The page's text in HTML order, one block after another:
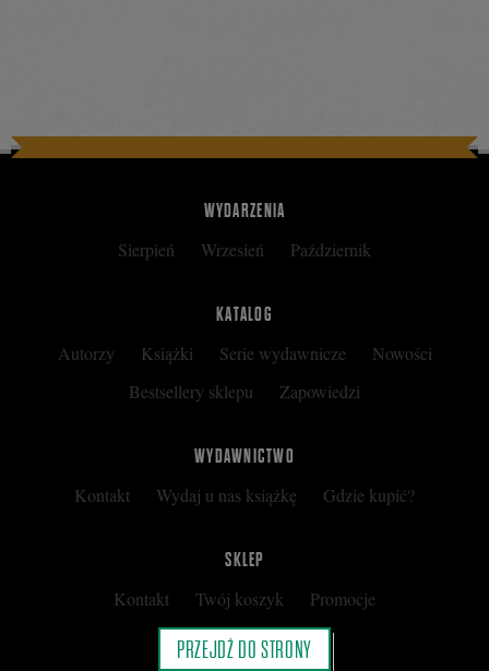
WYDARZENIA
Sierpień Wrzesień Październik
KATALOG
Autorzy Książki Serie wydawnicze
Nowości
Bestsellery sklepu
Zapowiedzi
WYDAWNICTWO
Kontakt Wydaj u nas książkę Gdzie kupić?
SKLEP
Kontakt Twój koszyk
Promocje
Kup kartę podarunkową
Nota prawna
PRZEJDŹ DO STRONY